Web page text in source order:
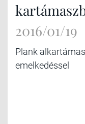
2016/01/19
Plank
emelkedéssel